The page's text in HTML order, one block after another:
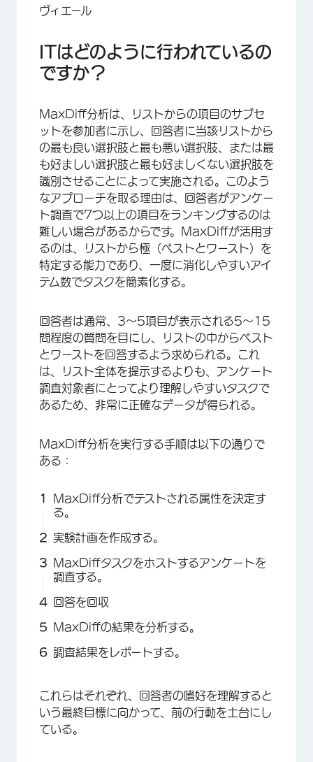
ヴィエール
ITはどのように行われているの
ですか？
MaxDiff分析は、リストからの項目のサブセ
ットを参加者に示し、回答者に当該リストから
の最も良い選択肢と最も悪い選択肢、または最
も好ましい選択肢と最も好ましくない選択肢を
識別させることによって実施される。このよう
なアプローチを取る理由は、回答者がアンケー
ト調査で7つ以上の項目をランキングするのは
難しい場合があるからです。MaxDiffが活用す
るのは、リストから極（ベストとワースト）を
特定する能力であり、一度に消化しやすいアイ
テム数でタスクを簡素化する。
回答者は通常、3～5項目が表示される5～15
問程度の質問を目にし、リストの中からベスト
とワーストを回答するよう求められる。これ
は、リスト全体を提示するよりも、アンケート
調査対象者にとってより理解しやすいタスクで
あるため、非常に正確なデータが得られる。
MaxDiff分析を実行する手順は以下の通りで
ある：
MaxDiff分析でテストされる属性を決定す
る。
実験計画を作成する。
MaxDiffタスクをホストするアンケートを
調査する。
回答を回収
MaxDiffの結果を分析する。
調査結果をレポートする。
これらはそれぞれ、回答者の嗜好を理解すると
いう最終目標に向かって、前の行動を土台にし
ている。